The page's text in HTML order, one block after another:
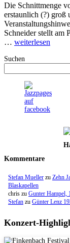
Die Schnittmenge
erstaunlich (?) groß
Schneider stellt am
… weiterlesen
Suchen
Kommentare
Stefan Mueller zu Zehn
Blaskapellen
chris zu Gunter Hampel,
Stefan zu Günter Lenz
Konzert-